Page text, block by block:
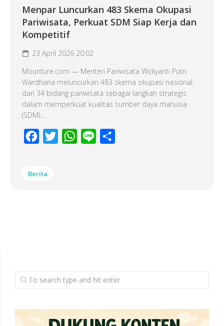
Menpar Luncurkan 483 Skema Okupasi
Pariwisata, Perkuat SDM Siap Kerja dan
Kompetitif
23 April 2026 20:02
Mounture.com — Menteri Pariwisata Widiyanti Putri
Wardhana meluncurkan 483 skema okupasi nasional
dari 34 bidang pariwisata sebagai langkah strategis
dalam memperkuat kualitas sumber daya manusia
(SDM)...
Facebook
Twitter WhatsApp
Line
Berita